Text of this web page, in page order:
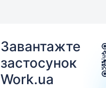
Завантажте
застосунок
Work.ua